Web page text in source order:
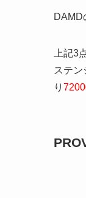
DAMD
上記3
ステ
り